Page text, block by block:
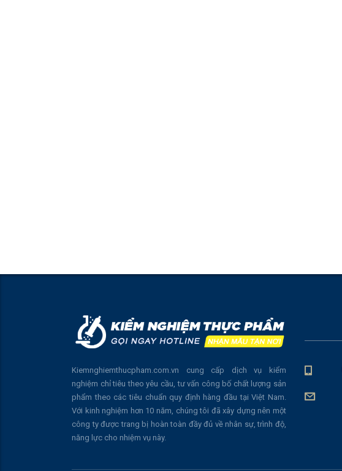
Kiemnghiemthucpham.com.vn cung cấp dịch vụ kiểm
nghiệm chỉ tiêu theo yêu cầu, tư vấn công bố chất lượng sản
phẩm theo các tiêu chuẩn quy định hàng đầu tại Việt Nam.
Với kinh nghiệm hơn 10 năm, chúng tôi đã xây dựng nên một
công ty được trang bị hoàn toàn đầy đủ về nhân sự, trình độ,
năng lực cho nhiệm vụ này.